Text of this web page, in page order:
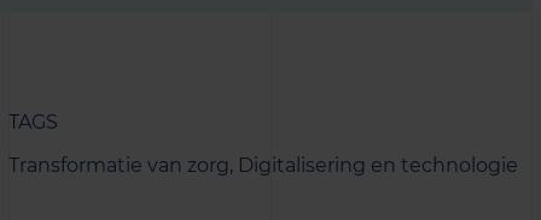
TAGS
Transformatie van zorg, Digitalisering en technologie